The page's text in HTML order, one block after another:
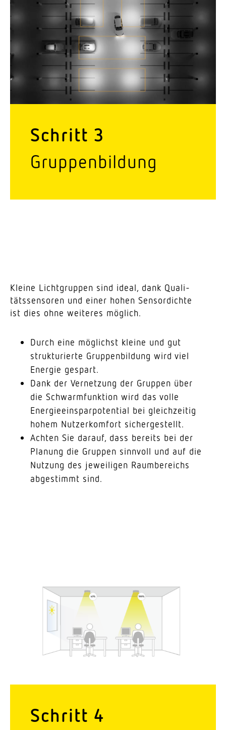
Schritt 3
Grup­pen­bildung
Kleine Licht­gruppen sind ideal, dank Quali­
täts­sen­soren und einer hohen Sens­or­dichte
ist dies ohne weiteres möglich.
Durch eine möglichst kleine und gut
struk­tu­rierte Grup­pen­bildung wird viel
Energie gespart.
Dank der Vernetzung der Gruppen über
die Schwarm­funktion wird das volle
Ener­gie­ein­spar­po­tential bei gleich­zeitig
hohem Nutzer­komfort sichergestellt.
Achten Sie darauf, dass bereits bei der
Planung die Gruppen sinnvoll und auf die
Nutzung des jewei­ligen Raum­be­reichs
abge­stimmt sind.
Schritt 4